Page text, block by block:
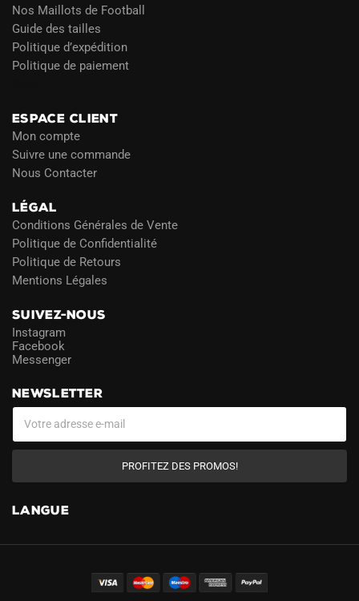
Nos Maillots de Football
Guide des tailles
Politique d’expédition
Politique de paiement
ESPACE CLIENT
Mon compte
Suivre une commande
Nous Contacter
LÉGAL
Conditions Générales de Vente
Politique de Confidentialité
Politique de Retours
Mentions Légales
SUIVEZ-NOUS
Instagram
Facebook
Messenger
NEWSLETTER
PROFITEZ DES PROMOS!
LANGUE